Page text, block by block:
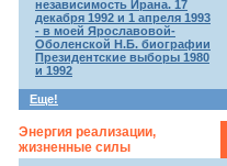
независимость Ирана. 17
декабря 1992 и 1 апреля 1993
- в моей Ярославовой-
Оболенской Н.Б. биографии
Президентские выборы 1980
и 1992
Еще!
Энергия реализации,
жизненные силы